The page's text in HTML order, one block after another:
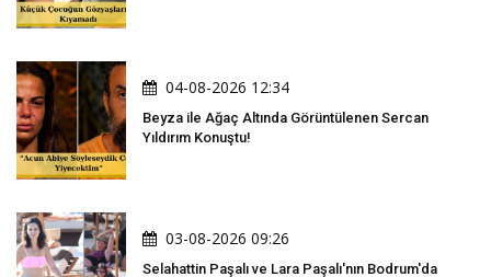
04-08-2026 12:34
Beyza ile Ağaç Altında Görüntülenen Sercan
Yıldırım Konuştu!
03-08-2026 09:26
Selahattin Paşalı ve Lara Paşalı'nın Bodrum'da